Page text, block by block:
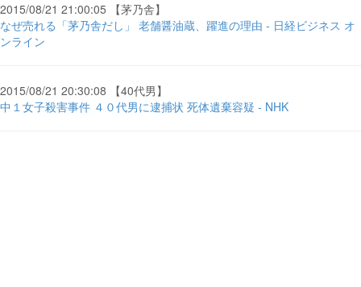
2015/08/21 21:00:05 【茅乃舎】
なぜ売れる「茅乃舎だし」 老舗醤油蔵、躍進の理由 - 日経ビジネス オ
ンライン
2015/08/21 20:30:08 【40代男】
中１女子殺害事件 ４０代男に逮捕状 死体遺棄容疑 - NHK